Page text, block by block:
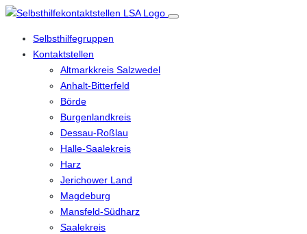
Selbsthilfegruppen
Kontaktstellen
Altmarkkreis Salzwedel
Anhalt-Bitterfeld
Börde
Burgenlandkreis
Dessau-Roßlau
Halle-Saalekreis
Harz
Jerichower Land
Magdeburg
Mansfeld-Südharz
Saalekreis